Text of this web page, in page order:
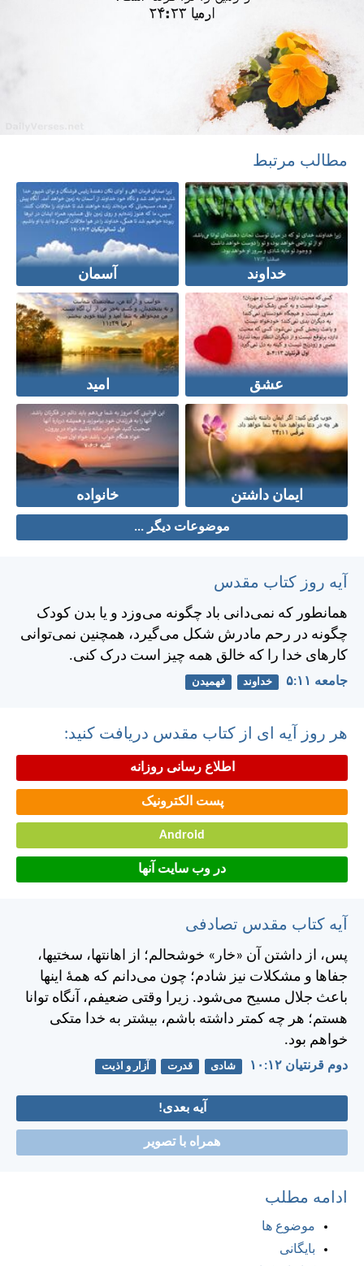
مطالب مرتبط
خداوند آسمان
عشق امید
ایمان داشتن خانواده
موضوعات دیگر ...
آیه روز کتاب مقدس
همانطور كه نمی‌دانی باد چگونه می‌وزد و يا بدن كودک
چگونه در رحم مادرش شكل می‌گيرد، همچنين نمی‌توانی
كارهای خدا را كه خالق همه چيز است درک كنی.
جامعه ۱۱:‏۵ خداوند فهمیدن
هر روز آیه ای از کتاب مقدس دریافت کنید:
اطلاع رسانی روزانه
پست الکترونیک
Android
در وب سایت آنها
آیه کتاب مقدس تصادفی
پس، از داشتن آن «خار» خوشحالم؛ از اهانتها، سختیها،
جفاها و مشكلات نيز شادم؛ چون می‌دانم كه همهٔ اينها
باعث جلال مسيح می‌شود. زيرا وقتی ضعيفم، آنگاه توانا
هستم؛ هر چه كمتر داشته باشم، بيشتر به خدا متكی
خواهم بود.
دوم قرنتیان ۱۲:‏۱۰ شادی قدرت آزار و اذیت
آیه بعدی!
همراه با تصویر
ادامه مطلب
موضوع ها
بایگانی